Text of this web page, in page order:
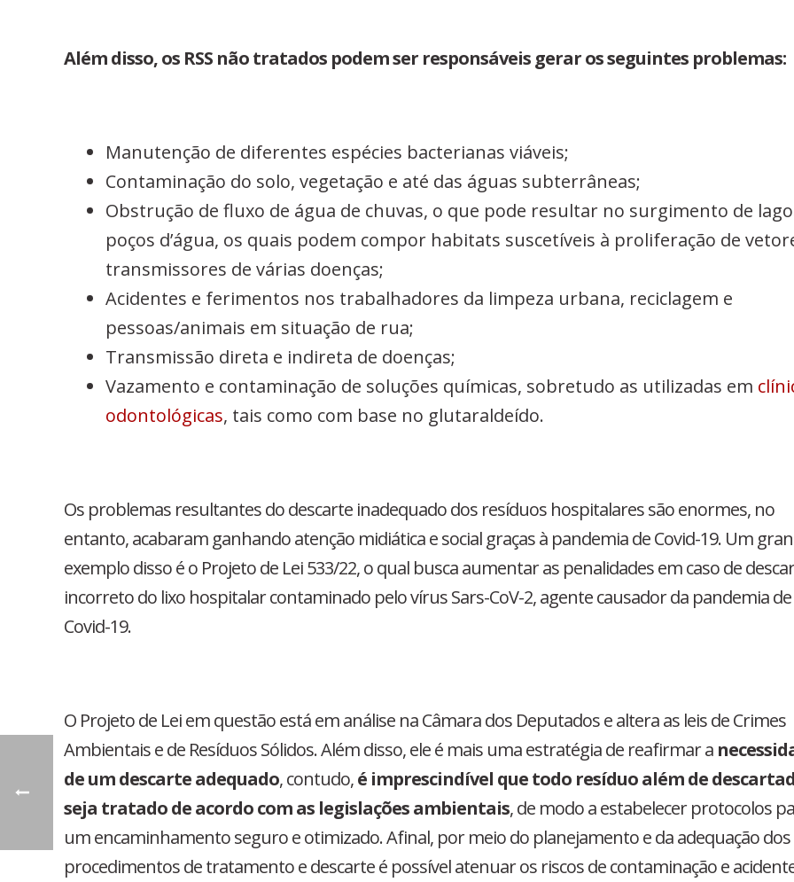
Além disso, os RSS não tratados podem ser responsáveis gerar os seguintes problemas:
Manutenção de diferentes espécies bacterianas viáveis;
Contaminação do solo, vegetação e até das águas subterrâneas;
Obstrução de fluxo de água de chuvas, o que pode resultar no surgimento de
poços d’água, os quais podem compor habitats suscetíveis à proliferação de
transmissores de várias doenças;
Acidentes e ferimentos nos trabalhadores da limpeza urbana, reciclagem e
pessoas/animais em situação de rua;
Transmissão direta e indireta de doenças;
Vazamento e contaminação de soluções químicas, sobretudo as utilizadas em
odontológicas, tais como com base no glutaraldeído.
Os problemas resultantes do descarte inadequado dos resíduos hospitalares são enormes, no
entanto, acabaram ganhando atenção midiática e social graças à pandemia de Covid-19. Um
exemplo disso é o Projeto de Lei 533/22, o qual busca aumentar as penalidades em caso de
incorreto do lixo hospitalar contaminado pelo vírus Sars-CoV-2, agente causador da pandemia de
Covid-19.
O Projeto de Lei em questão está em análise na Câmara dos Deputados e altera as leis de Crimes
Ambientais e de Resíduos Sólidos. Além disso, ele é mais uma estratégia de reafirmar a
de um descarte adequado, contudo,é imprescindível que todo resíduo além de
seja tratado de acordo com as legislações ambientais, de modo a estabelecer protocolos
um encaminhamento seguro e otimizado. Afinal, por meio do planejamento e da adequação dos
procedimentos de tratamento e descarte é possível atenuar os riscos de contaminação e